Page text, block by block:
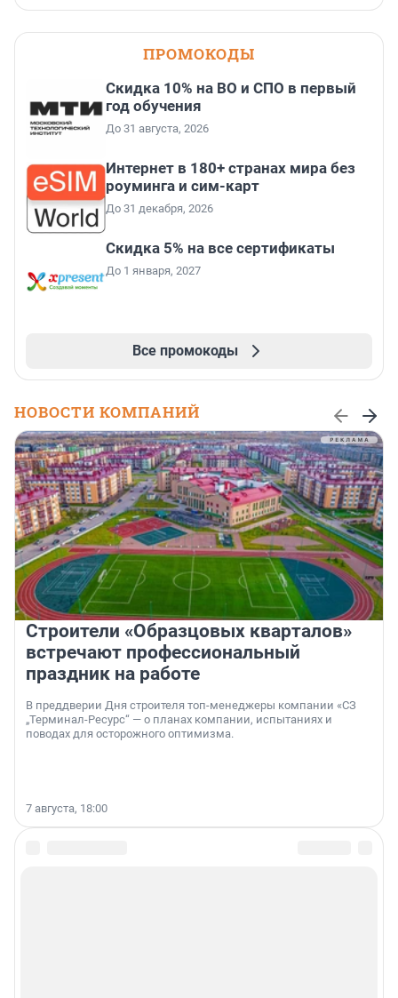
ПРОМОКОДЫ
Скидка 10% на ВО и СПО в первый
год обучения
До 31 августа, 2026
Интернет в 180+ странах мира без
роуминга и сим-карт
До 31 декабря, 2026
Скидка 5% на все сертификаты
До 1 января, 2027
Все промокоды
НОВОСТИ КОМПАНИЙ
Строители «Образцовых кварталов»
встречают профессиональный
праздник на работе
В преддверии Дня строителя топ-менеджеры компании «СЗ
„Терминал-Ресурс“ — о планах компании, испытаниях и
поводах для осторожного оптимизма.
7 августа, 18:00